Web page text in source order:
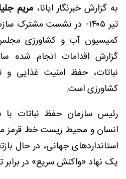
به گزارش خبرنگار ایانا،مریم
تیر ١۴٠۵- در نشست مشترک
کمیسیون آب و کشاورزی مجلس
گزارش اقدامات انجام شده
نباتات، حفظ امنیت غذایی
کشاورزی است.
رئیس سازمان حفظ نباتات با
انسان و محیط زیست خط قرمز
استانداردهای جهانی، در حال
یک نهاد «واکنش سریع» در